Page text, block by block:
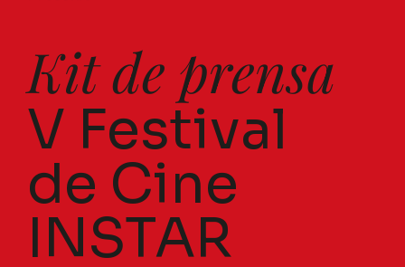
Kit de prensa
V Festival
de Cine
INSTAR